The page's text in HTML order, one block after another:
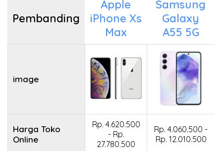
Pembanding
Apple
iPhone Xs
Max
Samsung
Galaxy
A55 5G
image
Harga Toko
Online
Rp. 4.620.500
- Rp.
27.780.500
Rp. 4.060.500 -
Rp. 12.010.500